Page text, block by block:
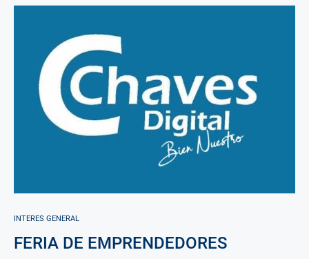
INTERES GENERAL
FERIA DE EMPRENDEDORES